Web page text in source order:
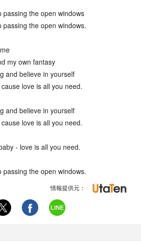
passing the open windows
the open windows.
my own fantasy
and believe in yourself
love is all you need.
and believe in yourself
love is all you need.
- love is all you need.
the open windows.
情報提供元：